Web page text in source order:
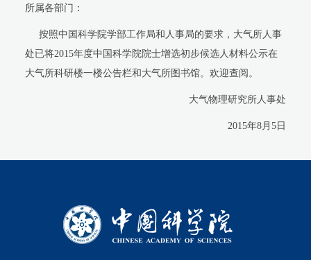
所属各部门：
按照中国科学院学部工作局和人事局的要求，大气所人事
处已将2015年度中国科学院院士增选初步候选人材料公示在
大气所科研楼一楼公告栏和大气所图书馆。欢迎查阅。
大气物理研究所人事处
2015年8月5日